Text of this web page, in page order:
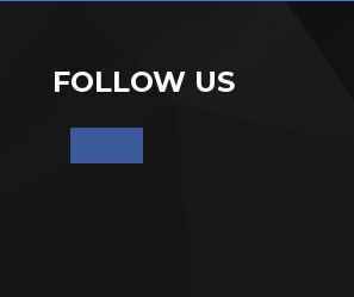
FOLLOW US